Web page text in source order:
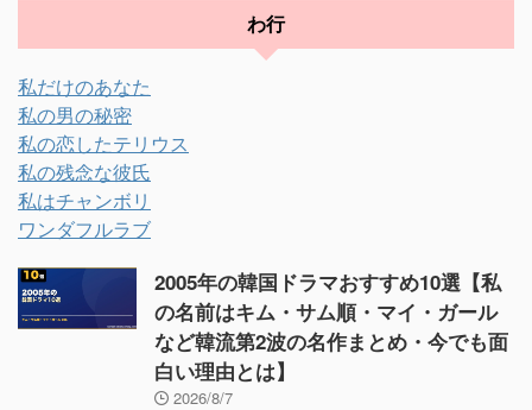
わ行
私だけのあなた
私の男の秘密
私の恋したテリウス
私の残念な彼氏
私はチャンボリ
ワンダフルラブ
2005年の韓国ドラマおすすめ10選【私
の名前はキム・サム順・マイ・ガール
など韓流第2波の名作まとめ・今でも面
白い理由とは】
2026/8/7